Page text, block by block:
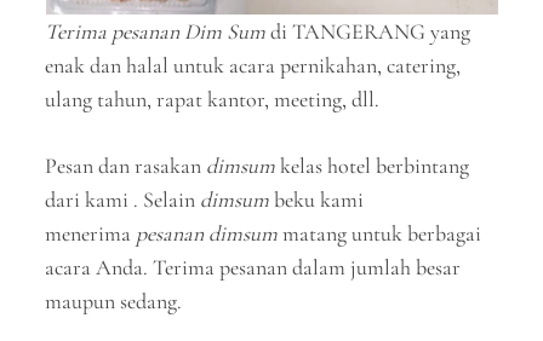
Terima pesanan Dim Sumdi TANGERANG yang
enak dan halal untuk acara pernikahan, catering,
ulang tahun, rapat kantor, meeting, dll.
Pesan dan rasakan dimsumkelas hotel berbintang
dari kami . Selain dimsum beku kami
menerima pesanan dimsummatang untuk berbagai
acara Anda. Terima pesanan dalam jumlah besar
maupun sedang.